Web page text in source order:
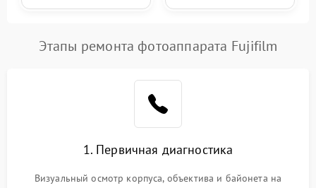
Этапы ремонта фотоаппарата Fujifilm
1. Первичная диагностика
Визуальный осмотр корпуса, объектива и байонета на